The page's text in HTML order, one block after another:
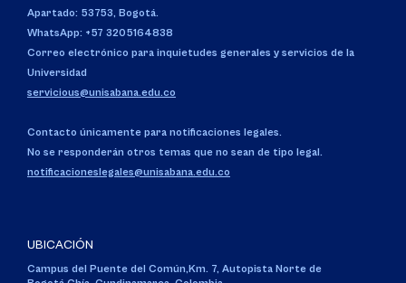
Apartado: 53753, Bogotá.
WhatsApp: +57 3205164838
Correo electrónico para inquietudes generales y servicios de la
Universidad
servicious@unisabana.edu.co
Contacto únicamente para notificaciones legales.
No se responderán otros temas que no sean de tipo legal.
notificacioneslegales@unisabana.edu.co
UBICACIÓN
Campus del Puente del Común,Km. 7, Autopista Norte de